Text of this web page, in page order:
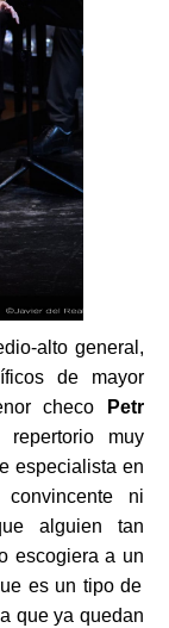
alto general,
de mayor
checo
Petr
muy
especialista en
ni
alguien tan
escogiera a un
es un tipo de
que ya quedan